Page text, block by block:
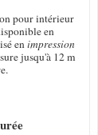
pour intérieur
en
enimpression
jusqu'à 12 m